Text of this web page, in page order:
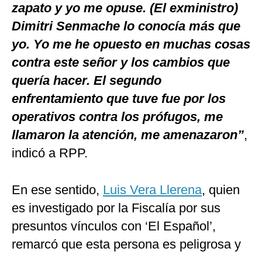
zapato y yo me opuse. (El exministro)
Dimitri Senmache lo conocía más que
yo. Yo me he opuesto en muchas cosas
contra este señor y los cambios que
quería hacer. El segundo
enfrentamiento que tuve fue por los
operativos contra los prófugos, me
llamaron la atención, me amenazaron”,
indicó a RPP.
En ese sentido, Luis Vera Llerena, quien
es investigado por la Fiscalía por sus
presuntos vínculos con ‘El Español’,
remarcó que esta persona es peligrosa y